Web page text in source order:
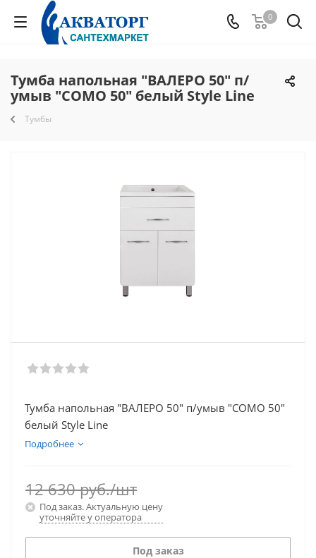
0
Тумба напольная "ВАЛЕРО 50" п/
умыв "COMО 50" белый Style Line
Тумбы
Тумба напольная "ВАЛЕРО 50" п/умыв "COMО 50"
белый Style Line
Подробнее
12 630руб./шт
Под заказ. Актуальную цену
уточняйте у оператора
Под заказ